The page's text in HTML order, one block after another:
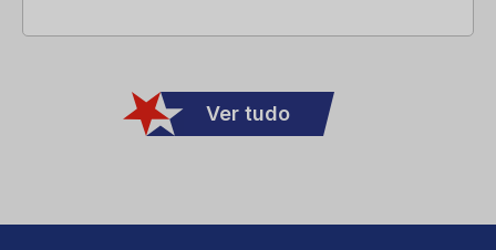
Ver tudo